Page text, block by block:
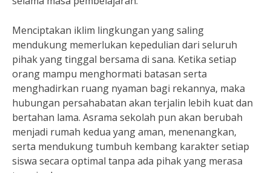
Menciptakan iklim lingkungan yang saling
mendukung memerlukan kepedulian dari seluruh
pihak yang tinggal bersama di sana. Ketika setiap
orang mampu menghormati batasan serta
menghadirkan ruang nyaman bagi rekannya, maka
hubungan persahabatan akan terjalin lebih kuat dan
bertahan lama. Asrama sekolah pun akan berubah
menjadi rumah kedua yang aman, menenangkan,
serta mendukung tumbuh kembang karakter setiap
siswa secara optimal tanpa ada pihak yang merasa